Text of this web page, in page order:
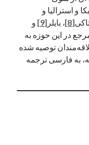
و استرالیا و
[8] ، بایلر[9]
و
در این حوزه به
توصیه شده
به فارسی ترجمه